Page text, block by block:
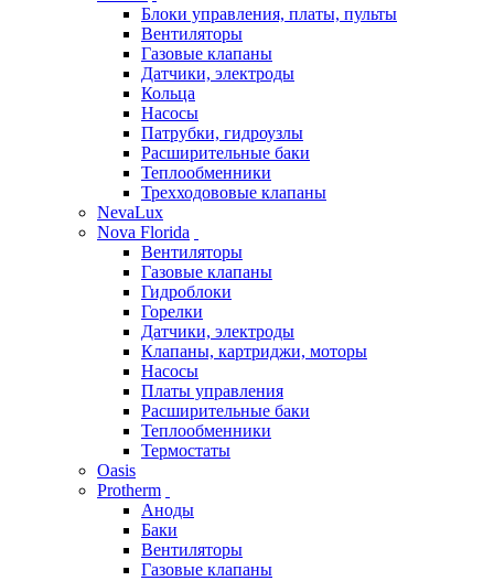
Блоки управления, платы, пульты
Вентиляторы
Газовые клапаны
Датчики, электроды
Кольца
Насосы
Патрубки, гидроузлы
Расширительные баки
Теплообменники
Трехходововые клапаны
NevaLux
Nova Florida
Вентиляторы
Газовые клапаны
Гидроблоки
Горелки
Датчики, электроды
Клапаны, картриджи, моторы
Насосы
Платы управления
Расширительные баки
Теплообменники
Термостаты
Oasis
Protherm
Аноды
Баки
Вентиляторы
Газовые клапаны